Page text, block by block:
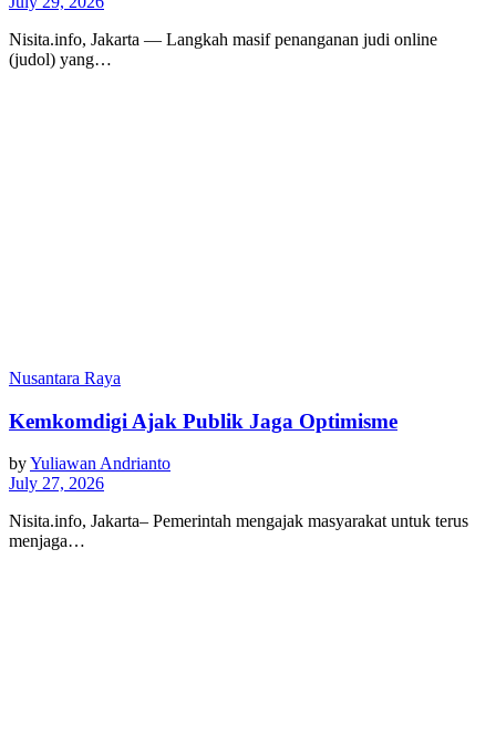
Nisita.info, Jakarta — Langkah masif penanganan judi online
(judol) yang…
Nusantara Raya
Kemkomdigi Ajak Publik Jaga Optimisme
byYuliawan Andrianto
July 27, 2026
Nisita.info, Jakarta– Pemerintah mengajak masyarakat untuk terus
menjaga…